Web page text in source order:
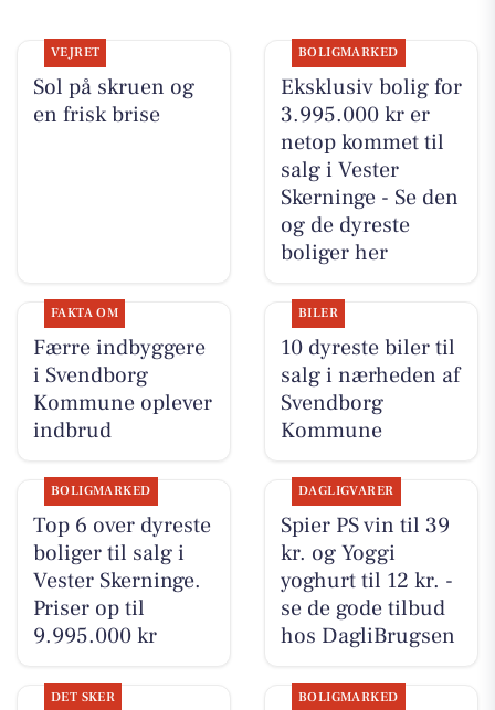
VEJRET
Sol på skruen og
en frisk brise
BOLIGMARKED
Eksklusiv bolig for
3.995.000 kr er
netop kommet til
salg i Vester
Skerninge - Se den
og de dyreste
boliger her
FAKTA OM
Færre indbyggere
i Svendborg
Kommune oplever
indbrud
BILER
10 dyreste biler til
salg i nærheden af
Svendborg
Kommune
BOLIGMARKED
Top 6 over dyreste
boliger til salg i
Vester Skerninge.
Priser op til
9.995.000 kr
DAGLIGVARER
Spier PS vin til 39
kr. og Yoggi
yoghurt til 12 kr. -
se de gode tilbud
hos DagliBrugsen
DET SKER BOLIGMARKED